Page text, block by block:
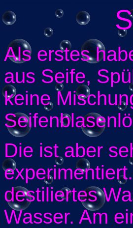
Als erstes
aus Seife,
keine
Die ist aber
destiliertes
Wasser. Am